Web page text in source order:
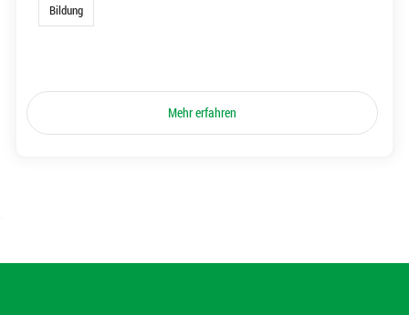
Bildung
Mehr erfahren